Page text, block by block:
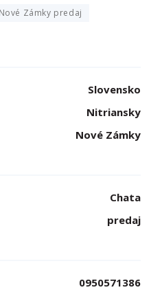
Zámky predaj
Slovensko
Nitriansky
Nové Zámky
Chata
predaj
0950571386